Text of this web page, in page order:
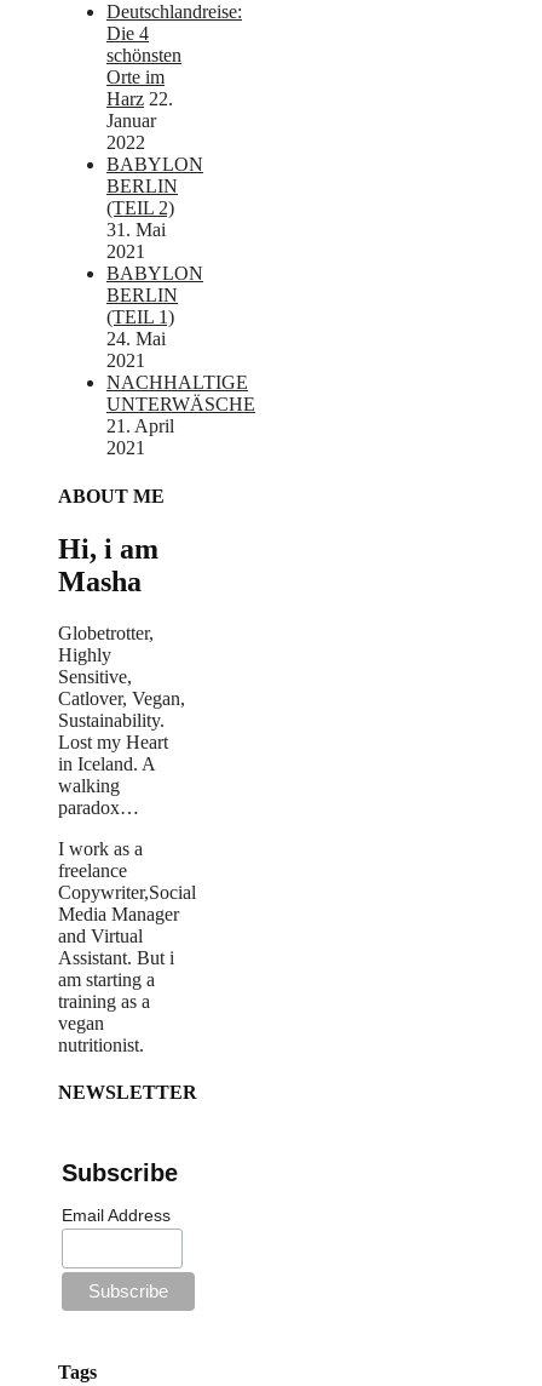
Deutschlandreise:
Die 4
schönsten
Orte im
Harz 22.
Januar
2022
BABYLON
BERLIN
(TEIL 2)
31. Mai
2021
BABYLON
BERLIN
(TEIL 1)
24. Mai
2021
NACHHALTIGE
UNTERWÄSCHE
21. April
2021
ABOUT ME
Hi, i am
Masha
Globetrotter,
Highly
Sensitive,
Catlover, Vegan,
Sustainability.
Lost my Heart
in Iceland. A
walking
paradox… ​
I work as a
freelance
Copywriter,Social
Media Manager
and Virtual
Assistant. But i
am starting a
training as a
vegan
nutritionist.
NEWSLETTER
Subscribe
Email Address
Tags